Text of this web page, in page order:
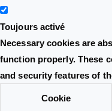
Toujours activé
Necessary cookies are
function properly. These
and security features of
Cookie